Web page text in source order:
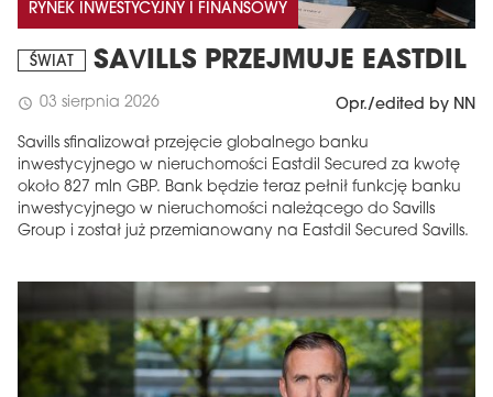
RYNEK INWESTYCYJNY I FINANSOWY
ŚWIAT SAVILLS PRZEJMUJE EASTDIL
schedule 03 sierpnia 2026 Opr./edited by NN
Savills sfinalizował przejęcie globalnego banku
inwestycyjnego w nieruchomości Eastdil Secured za kwotę
około 827 mln GBP. Bank będzie teraz pełnił funkcję banku
inwestycyjnego w nieruchomości należącego do Savills
Group i został już przemianowany na Eastdil Secured Savills.